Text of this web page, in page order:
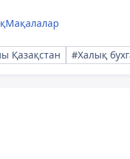
Мақалалар
Қазақстан #Халық